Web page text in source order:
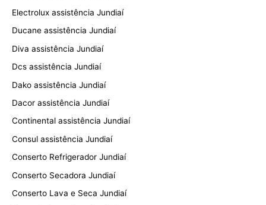
Electrolux assistência Jundiaí
Ducane assistência Jundiaí
Diva assistência Jundiaí
Dcs assistência Jundiaí
Dako assistência Jundiaí
Dacor assistência Jundiaí
Continental assistência Jundiaí
Consul assistência Jundiaí
Conserto Refrigerador Jundiaí
Conserto Secadora Jundiaí
Conserto Lava e Seca Jundiaí